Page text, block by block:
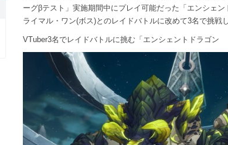
ーグβテスト」実施期間中にプレイ可能だった「エンシェ
ライマル・ワン(ボス)とのレイドバトルに改めて3名で挑戦し
VTuber3名でレイドバトルに挑む「エンシェントドラゴン